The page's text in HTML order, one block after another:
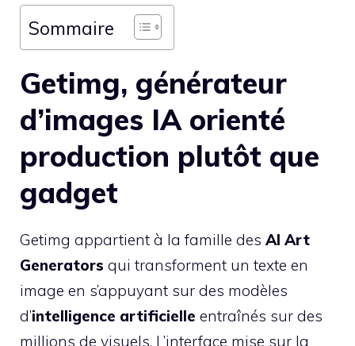
Sommaire
Getimg, générateur
d’images IA orienté
production plutôt que
gadget
Getimg appartient à la famille des AI Art
Generators qui transforment un texte en
image en s’appuyant sur des modèles
d’intelligence artificielle entraînés sur des
millions de visuels. L’interface mise sur la